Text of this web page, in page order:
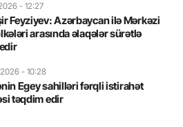
- 12:27
Feyziyev: Azərbaycan ilə Mərkəzi
arasında əlaqələr sürətlə
- 10:28
Egey sahilləri fərqli istirahət
təqdim edir